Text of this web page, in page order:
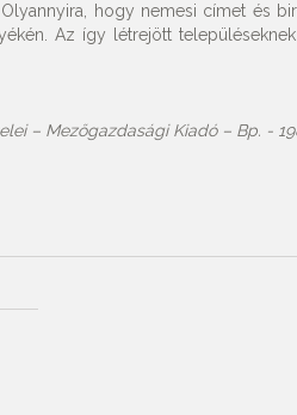
hogy nemesi címet és
Az így létrejött
– Mezőgazdasági Kiadó – Bp. -